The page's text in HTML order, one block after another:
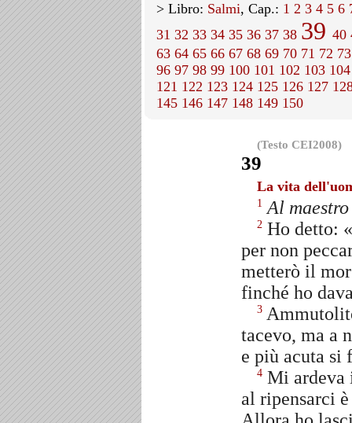
> Libro: Salmi, Cap.: 1 2 3 4 5 6
31 32 33 34 35 36 37 38 39 40
63 64 65 66 67 68 69 70 71 72 73
96 97 98 99 100 101 102 103 104
121 122 123 124 125 126 127
145 146 147 148 149 150
(Testo CEI2008)
39
La vita
1 Al
2 Ho detto:
per non
metterò il
finché ho
3
tacevo, ma a
e più acuta si
4 Mi ardeva
al ripensarci